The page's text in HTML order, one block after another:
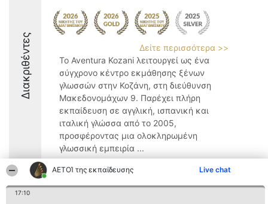
ΑΕΤΟΊ της εκπαίδευσης Live chat
17:10
Διακριθέντες
Δείτε περισσότερα >>
Το Aventura Kozani λειτουργεί ως ένα
σύγχρονο κέντρο εκμάθησης ξένων
γλωσσών στην Κοζάνη, στη διεύθυνση
Μακεδονομάχων 9. Παρέχει πλήρη
εκπαίδευση σε αγγλική, ισπανική και
ιταλική γλώσσα από το 2005,
προσφέροντας μια ολοκληρωμένη
γλωσσική εμπειρία ...
10